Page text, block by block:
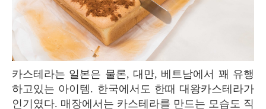
카스테라는 일본은 물론, 대만, 베트남에서 꽤 유행
하고있는 아이템. 한국에서도 한때 대왕카스테라가
인기였다. 매장에서는 카스테라를 만드는 모습도 직